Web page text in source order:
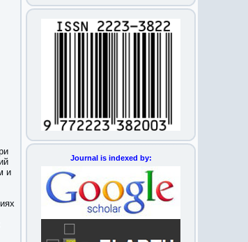
и
Journal is indexed by: